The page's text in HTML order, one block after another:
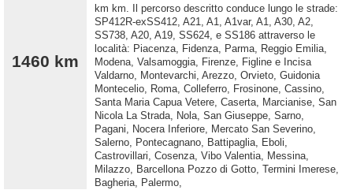
1460 km
km km. Il percorso descritto conduce lungo le strade:
SP412R-exSS412, A21, A1, A1var, A1, A30, A2,
SS738, A20, A19, SS624, e SS186 attraverso le
località: Piacenza, Fidenza, Parma, Reggio Emilia,
Modena, Valsamoggia, Firenze, Figline e Incisa
Valdarno, Montevarchi, Arezzo, Orvieto, Guidonia
Montecelio, Roma, Colleferro, Frosinone, Cassino,
Santa Maria Capua Vetere, Caserta, Marcianise, San
Nicola La Strada, Nola, San Giuseppe, Sarno,
Pagani, Nocera Inferiore, Mercato San Severino,
Salerno, Pontecagnano, Battipaglia, Eboli,
Castrovillari, Cosenza, Vibo Valentia, Messina,
Milazzo, Barcellona Pozzo di Gotto, Termini Imerese,
Bagheria, Palermo,